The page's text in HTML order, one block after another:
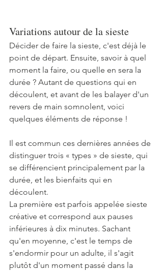
Variations autour de la sieste
Décider de faire la sieste, c'est déjà le
point de départ. Ensuite, savoir à quel
moment la faire, ou quelle en sera la
durée ? Autant de questions qui en
découlent, et avant de les balayer d'un
revers de main somnolent, voici
quelques éléments de réponse !
Il est commun ces dernières années de
distinguer trois « types » de sieste, qui
se différencient principalement par la
durée, et les bienfaits qui en
découlent.
La première est parfois appelée sieste
créative et correspond aux pauses
inférieures à dix minutes. Sachant
qu'en moyenne, c'est le temps de
s'endormir pour un adulte, il s'agit
plutôt d'un moment passé dans la